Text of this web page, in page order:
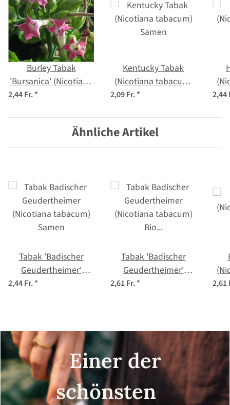
Burley Tabak
'Bursanica' (Nicotiana
tabacum) Samen
2,44 Fr.*
Kentucky Tabak
(Nicotiana tabacum)
2,09 Fr.* 2,44
Ähnliche Artikel
Tabak 'Badischer
Geudertheimer'
(Nicotiana tabacum)
2,44 Fr.*
Tabak 'Badischer
Geudertheimer'
(Nicotiana tabacum)
2,61 Fr.* 2,61
Einer der
schönsten